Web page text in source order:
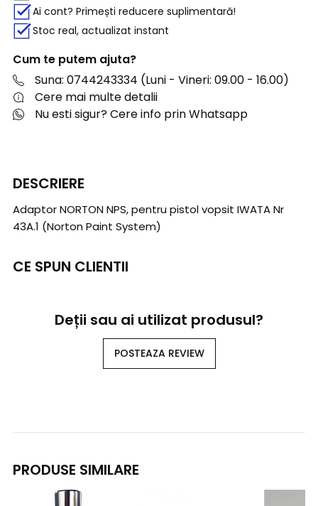
Ai cont? Primești reducere suplimentară!
Stoc real, actualizat instant
Cum te putem ajuta?
Suna: 0744243334 (Luni - Vineri: 09.00 - 16.00)
Cere mai multe detalii
Nu esti sigur? Cere info prin Whatsapp
DESCRIERE
Adaptor NORTON NPS, pentru pistol vopsit IWATA Nr
43A.1 (Norton Paint System)
CE SPUN CLIENTII
Deții sau ai utilizat produsul?
POSTEAZA REVIEW
PRODUSE SIMILARE